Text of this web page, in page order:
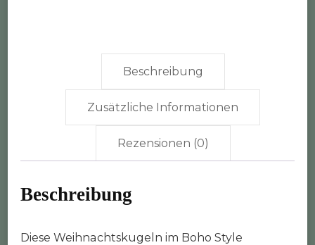
Beschreibung
Zusätzliche Informationen
Rezensionen (0)
Beschreibung
Diese Weihnachtskugeln im Boho Style